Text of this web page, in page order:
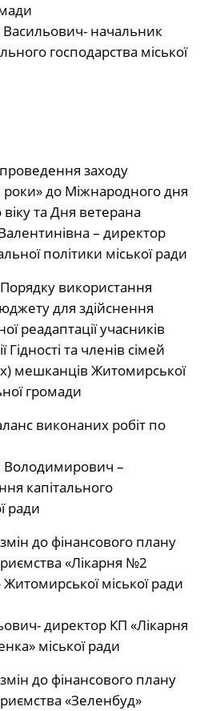
начальник
господарства міської
заходу
до Міжнародного дня
та Дня ветерана
– директор
політики міської ради
використання
для здійснення
реадаптації учасників
та членів сімей
мешканців Житомирської
громади
виконаних робіт по
Володимирович –
капітального
ради
до фінансового плану
«Лікарня №2
міської ради
директор КП «Лікарня
міської ради
до фінансового плану
«Зеленбуд»